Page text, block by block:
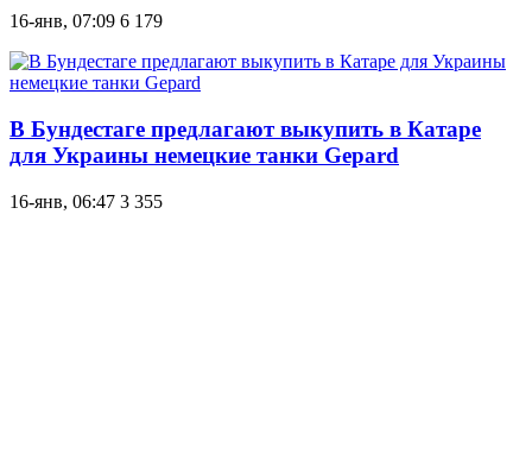
16-янв, 07:09 6 179
В Бундестаге предлагают выкупить в Катаре
для Украины немецкие танки Gepard
16-янв, 06:47 3 355